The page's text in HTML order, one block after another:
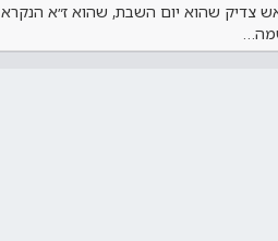
צדיק שהוא יום השבת, שהוא ז״א הנקרא